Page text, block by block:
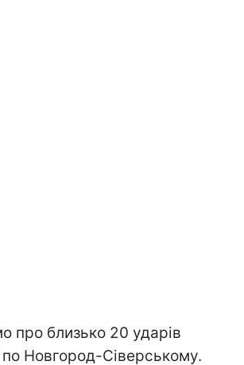
про близько 20 ударів
Новгород-Сіверському.